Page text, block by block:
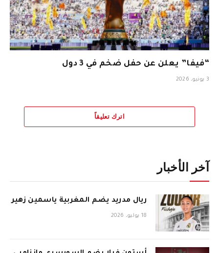
“فيفا” يعلن عن حفل ضخم في 3 دول
3 يونيو، 2026
اترك تعليقاً
آخر الأخبار
ريال مدريد يضم المغربية ياسمين زهير
18 يوليو، 2026